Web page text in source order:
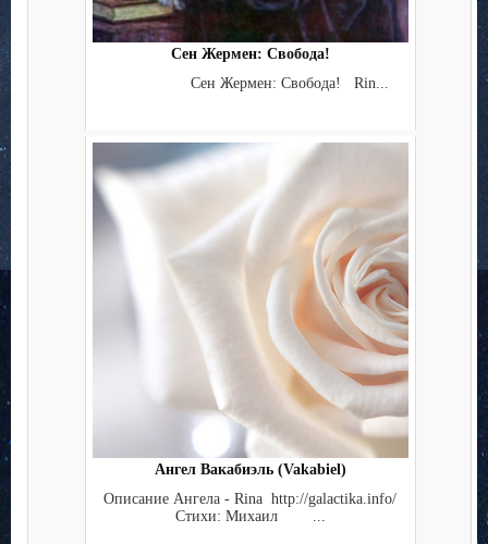
Сен Жермен: Свобода!
Сен Жермен: Свобода! Rin...
Ангел Вакабиэль (Vakabiel)
Описание Ангела - Rina http://galactika.info/
Стихи: Михаил ...